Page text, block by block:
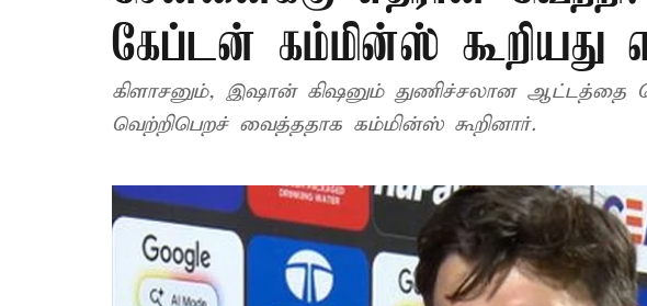
கேப்டன் கம்மின்ஸ் கூறியது
கிளாசனும், இஷான் கிஷனும் துணிச்சலான ஆட்டத்தை
வெற்றிபெறச் வைத்ததாக கம்மின்ஸ் கூறினார்.